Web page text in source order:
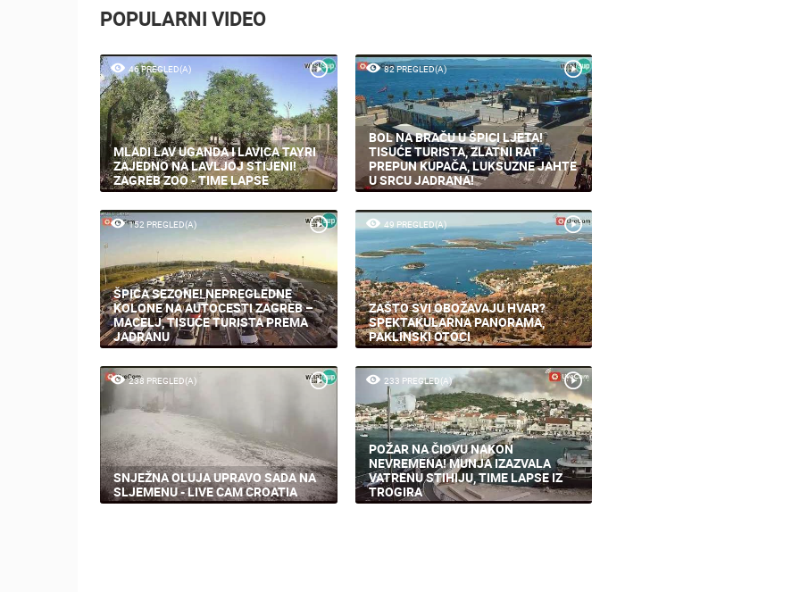
POPULARNI VIDEO
46 PREGLED(A)
MLADI LAV UGANDA I LAVICA TAYRI
ZAJEDNO NA LAVLJOJ STIJENI!
ZAGREB ZOO - TIME LAPSE
82 PREGLED(A)
BOL NA BRAČU U ŠPICI LJETA!
TISUĆE TURISTA, ZLATNI RAT
PREPUN KUPAČA, LUKSUZNE JAHTE
U SRCU JADRANA!
152 PREGLED(A)
ŠPICA SEZONE! NEPREGLEDNE
KOLONE NA AUTOCESTI ZAGREB –
MACELJ, TISUĆE TURISTA PREMA
JADRANU
49 PREGLED(A)
ZAŠTO SVI OBOŽAVAJU HVAR?
SPEKTAKULARNA PANORAMA,
PAKLINSKI OTOCI
238 PREGLED(A)
SNJEŽNA OLUJA UPRAVO SADA NA
SLJEMENU - LIVE CAM CROATIA
233 PREGLED(A)
POŽAR NA ČIOVU NAKON
NEVREMENA! MUNJA IZAZVALA
VATRENU STIHIJU, TIME LAPSE IZ
TROGIRA